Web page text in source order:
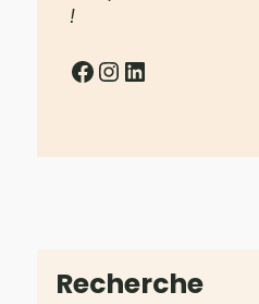
!
Facebook
Instagram
LinkedIn
Recherche